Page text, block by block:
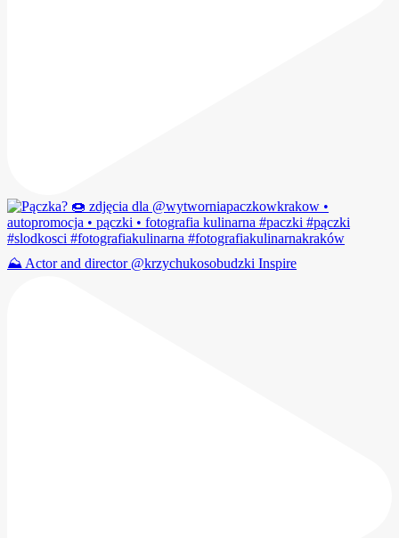
⛰️ Actor and director @krzychukosobudzki Inspire